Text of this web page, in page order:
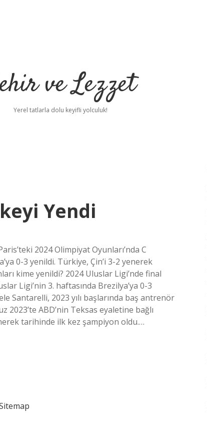
ve Lezzet
Yerel tatlarla dolu keyifli yolculuk!
Yendi
2024 Olimpiyat Oyunları’nda C
0-3 yenildi. Türkiye, Çin’i 3-2 yenerek
kime yenildi? 2024 Uluslar Ligi’nde final
Ligi’nin 3. haftasında Brezilya’ya 0-3
Santarelli, 2023 yılı başlarında baş antrenör
ABD’nin Teksas eyaletine bağlı
tarihinde ilk kez şampiyon oldu.…